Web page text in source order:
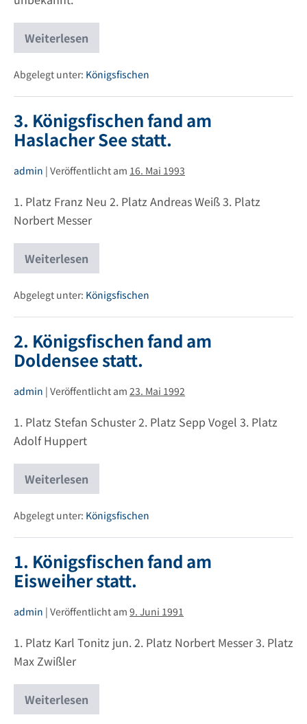
Weiterlesen
4.
Königsfischen
am
Haslacher
See
Abgelegt unter: Königsfischen
3. Königsfischen fand am
Haslacher See statt.
admin | Veröffentlicht am 16. Mai 1993
1. Platz Franz Neu 2. Platz Andreas Weiß 3. Platz
Norbert Messer
Weiterlesen
3.
Königsfischen
am
Haslacher
See
Abgelegt unter: Königsfischen
2. Königsfischen fand am
Doldensee statt.
admin | Veröffentlicht am 23. Mai 1992
1. Platz Stefan Schuster 2. Platz Sepp Vogel 3. Platz
Adolf Huppert
Weiterlesen
2.
Königsfischen
am
Doldensee
statt.
Abgelegt unter: Königsfischen
1. Königsfischen fand am
Eisweiher statt.
admin | Veröffentlicht am 9. Juni 1991
1. Platz Karl Tonitz jun. 2. Platz Norbert Messer 3. Platz
Max Zwißler
Weiterlesen
1.
Königsfischen